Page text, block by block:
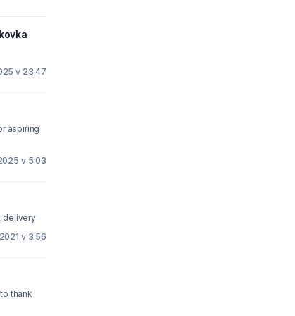
v 23:47
aspiring
v 5:03
overnight delivery
v 3:56